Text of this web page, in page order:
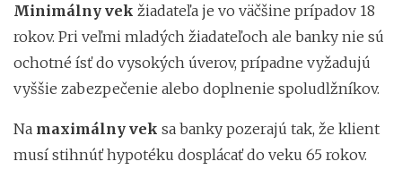
Minimálny vek žiadateľa je vo väčšine prípadov 18
rokov. Pri veľmi mladých žiadateľoch ale banky nie sú
ochotné ísť do vysokých úverov, prípadne vyžadujú
vyššie zabezpečenie alebo doplnenie spoludlžníkov.
Na maximálny vek sa banky pozerajú tak, že klient
musí stihnúť hypotéku dosplácať do veku 65 rokov.